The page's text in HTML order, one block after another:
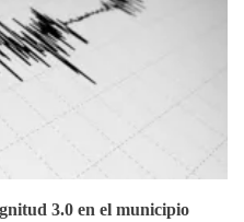
3.0 en el municipio